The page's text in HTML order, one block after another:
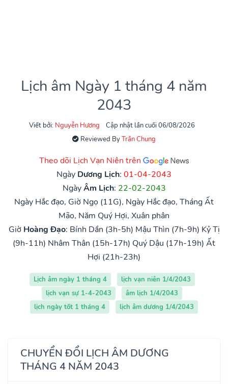
Lịch âm Ngày 1 tháng 4 năm
2043
Viết bởi: Nguyễn Hương
Cập nhật lần cuối 06/08/2026
Reviewed ByTrần Chung
Theo dõi Lịch Vạn Niên trên
Ngày Dương Lịch: 01-04-2043
NgàyÂm Lịch: 22-02-2043
Ngày Hắc đạo, Giờ Ngọ (11G), Ngày Hắc đạo, Tháng Ất
Mão, Năm Quý Hợi, Xuân phân
Giờ Hoàng Đạo: Bính Dần (3h-5h) Mậu Thìn (7h-9h) Kỷ Tị
(9h-11h) Nhâm Thân (15h-17h) Quý Dậu (17h-19h) Ất
Hợi (21h-23h)
Lịch âm ngày 1 tháng 4
lịch vạn niên 1/4/2043
lịch vạn sự 1-4-2043
âm lịch 1/4/2043
lịch ngày tốt 1 tháng 4
lịch âm dương 1/4/2043
CHUYỂN ĐỔI LỊCH ÂM DƯƠNG
THÁNG 4 NĂM 2043